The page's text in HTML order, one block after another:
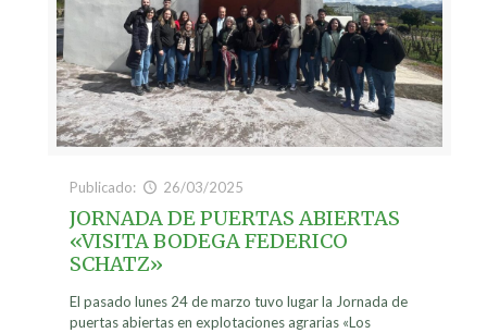
Publicado: 26/03/2025
JORNADA DE PUERTAS ABIERTAS
«VISITA BODEGA FEDERICO
SCHATZ»
El pasado lunes 24 de marzo tuvo lugar la Jornada de
puertas abiertas en explotaciones agrarias «Los